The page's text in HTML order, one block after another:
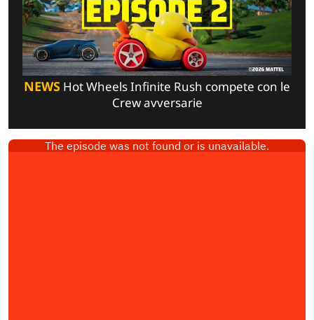
NEWS Hot Wheels Infinite Rush compete con le
Crew avversarie